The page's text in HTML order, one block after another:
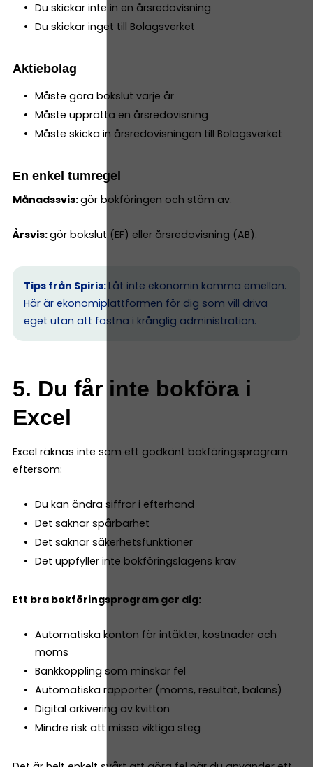
Du skickar inte in en årsredovisning
Du skickar inget till Bolagsverket
Aktiebolag
Måste göra bokslut varje år
Måste upprätta en årsredovisning
Måste skicka in årsredovisningen till Bolagsverket
En enkel tumregel
Månadssvis:gör bokföringen och stäm av.
Årsvis:gör bokslut (EF) eller årsredovisning (AB).
Tips från Spiris: Låt inte ekonomin komma emellan.
Här är ekonomiplattformen för dig som vill driva
eget utan att fastna i krånglig administration.
5. Du får inte bokföra i
Excel
Excel räknas inte som ett godkänt bokföringsprogram
eftersom:
Du kan ändra siffror i efterhand
Det saknar spårbarhet
Det saknar säkerhetsfunktioner
Det uppfyller inte bokföringslagens krav
Ett bra bokföringsprogram ger dig:
Automatiska konton för intäkter, kostnader och
moms
Bankkoppling som minskar fel
Automatiska rapporter (moms, resultat, balans)
Digital arkivering av kvitton
Mindre risk att missa viktiga steg